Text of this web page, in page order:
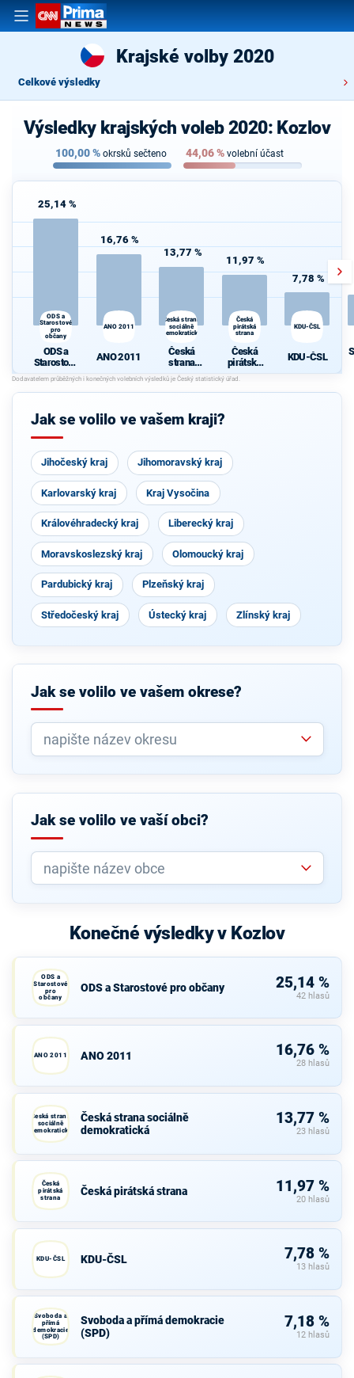
Krajské volby 2020
Celkové výsledky
Výsledky krajských voleb 2020: Kozlov
100,00% okrsků sečteno 44,06% volební účast
25,14 %
ODS a
Starostové
pro
občany
ODS a
Starostové
pro občany
16,76 %
ANO 2011
ANO 2011
13,77 %
Česká strana
sociálně
demokratická
Česká
strana
sociálně
demokrati
cká
11,97 %
Česká
pirátská
strana
Česká
pirátská
strana
7,78 %
KDU-ČSL
KDU-ČSL
Jak se volilo ve vašem kraji?
Jihočeský kraj Jihomoravský kraj
Karlovarský kraj Kraj Vysočina
Královéhradecký kraj Liberecký kraj
Moravskoslezský kraj Olomoucký kraj
Pardubický kraj Plzeňský kraj
Středočeský kraj Ústecký kraj Zlínský kraj
Jak se volilo ve vašem okrese?
Jak se volilo ve vaší obci?
Konečné výsledky v Kozlov
ODS a
Starostové
pro
občany
ODS a Starostové pro občany 25,14 %
42 hlasů
ANO 2011 ANO 2011 16,76 %
28 hlasů
Česká strana
sociálně
demokratická
Česká strana sociálně
demokratická
13,77 %
23 hlasů
Česká
pirátská
strana
Česká pirátská strana 11,97 %
20 hlasů
KDU-ČSL KDU-ČSL 7,78 %
13 hlasů
Svoboda a
přímá
demokracie
(SPD)
Svoboda a přímá demokracie
(SPD)
7,18 %
12 hlasů